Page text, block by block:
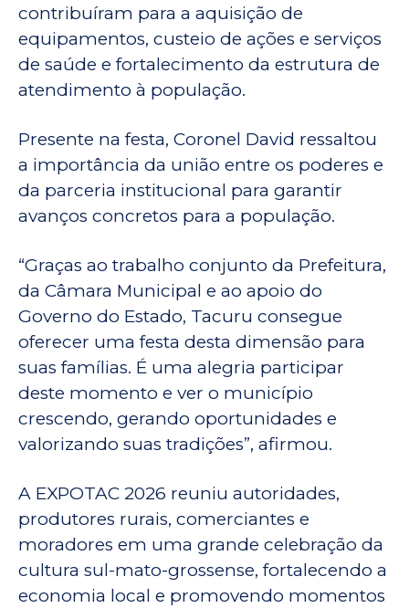
contribuíram para a aquisição de
equipamentos, custeio de ações e serviços
de saúde e fortalecimento da estrutura de
atendimento à população.
Presente na festa, Coronel David ressaltou
a importância da união entre os poderes e
da parceria institucional para garantir
avanços concretos para a população.
“Graças ao trabalho conjunto da Prefeitura,
da Câmara Municipal e ao apoio do
Governo do Estado, Tacuru consegue
oferecer uma festa desta dimensão para
suas famílias. É uma alegria participar
deste momento e ver o município
crescendo, gerando oportunidades e
valorizando suas tradições”, afirmou.
A EXPOTAC 2026 reuniu autoridades,
produtores rurais, comerciantes e
moradores em uma grande celebração da
cultura sul-mato-grossense, fortalecendo a
economia local e promovendo momentos